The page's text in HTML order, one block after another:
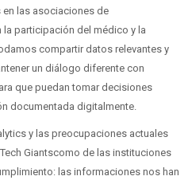
las asociaciones de
participación del médico y la
compartir datos relevantes y
un diálogo diferente con
que puedan tomar decisiones
documentada digitalmente.
y las preocupaciones actuales
Giantscomo de las instituciones
las informaciones nos han